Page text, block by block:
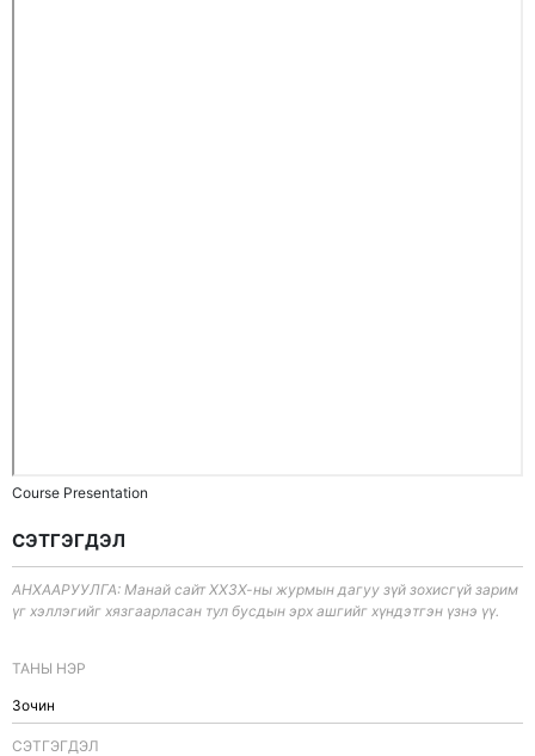
Course Presentation
СЭТГЭГДЭЛ
АНХААРУУЛГА: Манай сайт ХХЗХ-ны журмын дагуу зүй зохисгүй зарим
үг хэллэгийг хязгаарласан тул бусдын эрх ашгийг хүндэтгэн үзнэ үү.
ТАНЫ НЭР
CЭТГЭГДЭЛ